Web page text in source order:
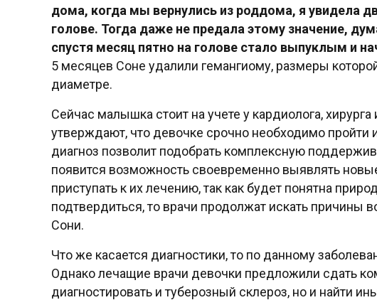
дома, когда мы вернулись из роддома, я увидела
голове. Тогда даже не предала этому значение,
спустя месяц пятно на голове стало выпуклым и
5 месяцев Соне удалили гемангиому, размеры
диаметре.
Сейчас малышка стоит на учете у кардиолога,
утверждают, что девочке срочно необходимо пройти
диагноз позволит подобрать комплексную
появится возможность своевременно выявлять
приступать к их лечению, так как будет понятна
подтвердиться, то врачи продолжат искать причины
Сони.
Что же касается диагностики, то по данному
Однако лечащие врачи девочки предложили сдать
диагностировать и туберозный склероз, но и найти